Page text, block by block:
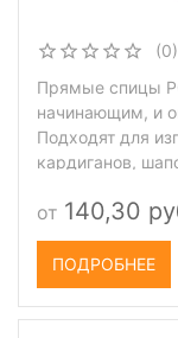
(0)
Прямые спицы
начинающим, и
Подходят для
кардиганов,
глянцевому
скользит при
коррозии, а
Ограничитель
от 140,30
ПОДРОБНЕЕ